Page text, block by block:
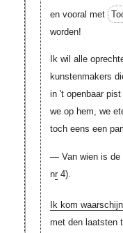
en vooral met
worden!
Ik wil alle
kunstenmakers
in 't openbaar
we op hem, we
toch eens een
— Van wien is de
nr4).
Ik kom
met den laatsten